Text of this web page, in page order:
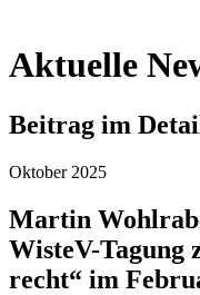
Aktuelle
Beitrag im
Oktober 2025
Martin
WisteV-
recht“ im